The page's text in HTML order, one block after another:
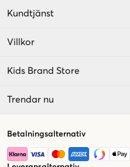
Kundtjänst
Villkor
Kids Brand Store
Trendar nu
Betalningsalternativ